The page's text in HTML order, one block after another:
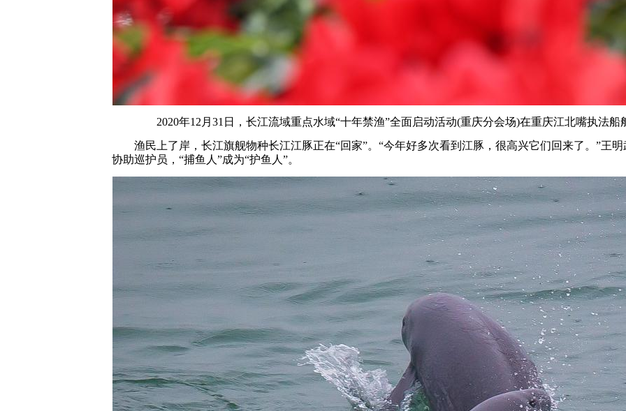
2020年12月31日，长江流域重点水域“十年禁渔”全面启动活动(重庆分会场)在重庆江北嘴执法
渔民上了岸，长江旗舰物种长江江豚正在“回家”。“今年好多次看到江豚，很高兴它们回来了。”王
协助巡护员，“捕鱼人”成为“护鱼人”。